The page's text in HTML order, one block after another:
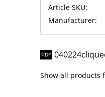
Article SKU
Manufacturer
Show all products